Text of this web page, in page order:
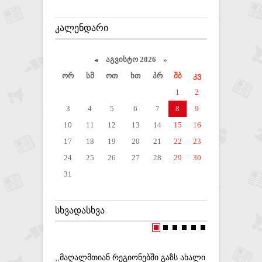
ᲙᲐᲚᲔᲜᲓᲐᲠᲘ
« აგვისტო 2026 »
ორ
სმ ოთ ხთ პრ შბ
კვ
1
2
3
4 5 6 7 8
9
10
11 12 13 14 15
16
17
18 19 20 21 22
23
24
25 26 27 28 29
30
31
ᲡᲮᲕᲐᲓᲐᲡᲮᲕᲐ
,,ᲛᲐᲦᲐᲚᲛᲗᲘᲐᲜ ᲠᲔᲒᲘᲝᲜᲔᲑᲨᲘ ᲒᲐᲖᲡ ᲐᲮᲐᲚᲘ